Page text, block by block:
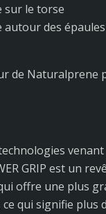
sur le torse
autour des épaules
de Naturalprene
GRIP est un
offre une plus
ce qui signifie plus